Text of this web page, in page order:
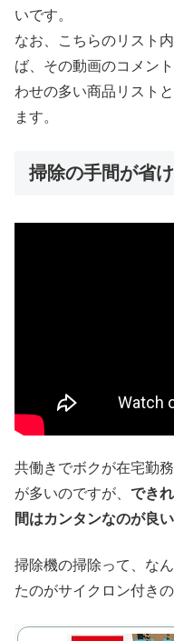
いです。
なお、こちらのリスト
ば、その動画のコメン
わせの多い商品リスト
ます。
掃除の手間が省
共働きでボクが在宅勤
が多いのですが、 でき
間はカンタンなのが良い
掃除機の掃除って、な
たのがサイクロン付き